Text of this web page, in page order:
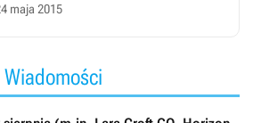
maja 2015
Wiadomości